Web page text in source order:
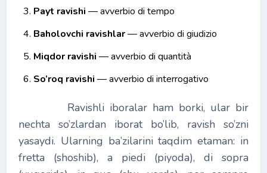
Payt ravishi ― avverbio di tempo
Baholovchi ravishlar― avverbio di giudizio
Miqdor ravishi ― avverbio di quantità
So’roq ravishi ― avverbio di interrogativo
Ravishli iboralar ham borki, ular bir
nechta so’zlardan iborat bo’lib, ravish so’zni
yasaydi. Ularning ba’zilarini taqdim etaman: in
fretta (shoshib), a piedi (piyoda), di sopra